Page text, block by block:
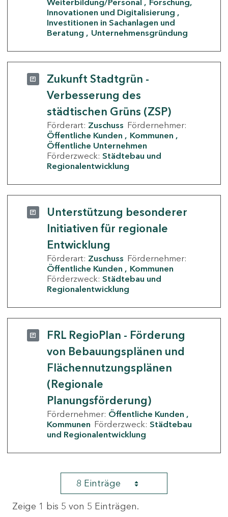
Weiterbildung/Personal
Forschung,
Innovationen und Digitalisierung
Investitionen in Sachanlagen und
Beratung
Unternehmensgründung
Zukunft Stadtgrün -
Verbesserung des
städtischen Grüns (ZSP)
Förderart: Zuschuss Fördernehmer:
Öffentliche Kunden
Kommunen
Öffentliche Unternehmen
Förderzweck: Städtebau und
Regionalentwicklung
Unterstützung besonderer
Initiativen für regionale
Entwicklung
Förderart: Zuschuss Fördernehmer:
Öffentliche Kunden
Kommunen
Förderzweck: Städtebau und
Regionalentwicklung
FRL RegioPlan - Förderung
von Bebauungsplänen und
Flächennutzungsplänen
(Regionale
Planungsförderung)
Fördernehmer: Öffentliche Kunden
Kommunen Förderzweck: Städtebau
und Regionalentwicklung
8 Einträge
Zeige 1 bis 5 von 5 Einträgen.